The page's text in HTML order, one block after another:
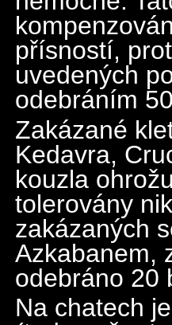
přísností,
uvedených
odebráním
Zakázané
Kedavra,
kouzla
tolerovány
zakázaných
Azkabanem,
odebráno 20
Na chatech